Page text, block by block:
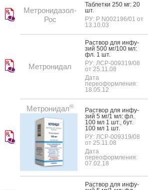
Метронидазол-
Рос
Таб­летки 250 мг: 20
шт.
РУ: Р N002196/01 от
13.10.03
Метронидал
Рас­твор для ин­фу­
зий 500 мг/100 мл:
фл. 1 шт.
РУ: ЛСР-009319/08
от 25.11.08
Дата
переоформления:
18.05.12
Метронидал®
Рас­твор для ин­фу­
зий 5 мг/1 мл: фл.
100 мл 1 шт., бут.
100 мл 1 шт.
РУ: ЛСР-009319/08
от 25.11.08
Дата
переоформления:
07.02.18
Рас­твор для ин­фу­